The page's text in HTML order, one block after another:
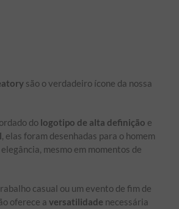
são o verdadeiro ícone da nossa
do logotipo de alta definição e
, elas foram desenhadas para o homem
mesmo em momentos de
casual ou um evento de fim de
oferece a versatilidade necessária